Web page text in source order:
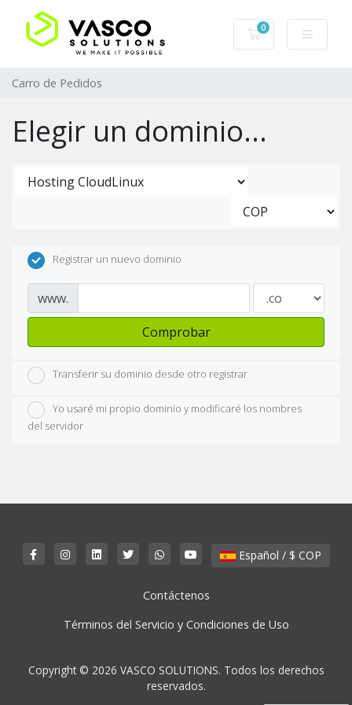
0
Carro de Pedidos
Carro de Pedidos
Elegir un dominio...
Registrar un nuevo dominio
www.
Comprobar
Transferir su dominio desde otro registrar
Yo usaré mi propio dominio y modificaré los nombres
del servidor
Español / $ COP
Contáctenos
Términos del Servicio y Condiciones de Uso
Copyright © 2026 VASCO SOLUTIONS. Todos los derechos
reservados.